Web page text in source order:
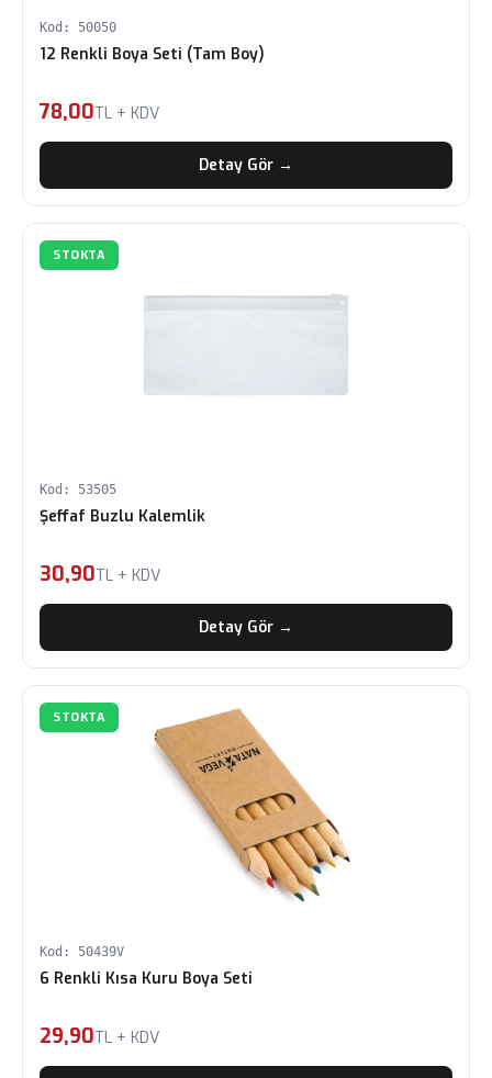
Kod: 50050
12 Renkli Boya Seti (Tam Boy)
78,00TL + KDV
Detay Gör →
STOKTA
Kod: 53505
Şeffaf Buzlu Kalemlik
30,90TL + KDV
Detay Gör →
STOKTA
Kod: 50439V
6 Renkli Kısa Kuru Boya Seti
29,90TL + KDV